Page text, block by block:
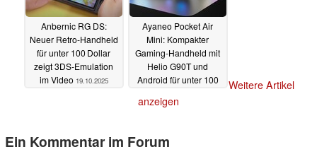
Anbernic RG DS:
Neuer Retro-Handheld
für unter 100 Dollar
zeigt 3DS-Emulation
im Video 19.10.2025
Ayaneo Pocket Air
Mini: Kompakter
Gaming-Handheld mit
Helio G90T und
Android für unter 100
17.10.2025
Weitere Artikel
anzeigen
Ein Kommentar im Forum